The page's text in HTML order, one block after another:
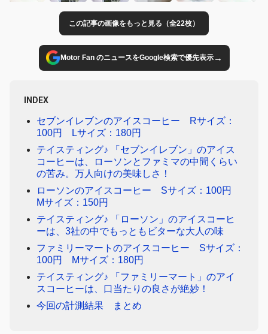
この記事の画像をもっと見る（全22枚）
Motor Fan のニュースをGoogle検索で優先表示→
INDEX
セブンイレブンのアイスコーヒー Rサイズ：
100円 Lサイズ：180円
テイスティング♪ 「セブンイレブン」のアイス
コーヒーは、ローソンとファミマの中間くらい
の苦み。万人向けの美味しさ！
ローソンのアイスコーヒー Sサイズ：100円
Mサイズ：150円
テイスティング♪ 「ローソン」のアイスコーヒ
ーは、3社の中でもっともビターな大人の味
ファミリーマートのアイスコーヒー Sサイズ：
100円 Mサイズ：180円
テイスティング♪ 「ファミリーマート」のアイ
スコーヒーは、口当たりの良さが絶妙！
今回の計測結果 まとめ